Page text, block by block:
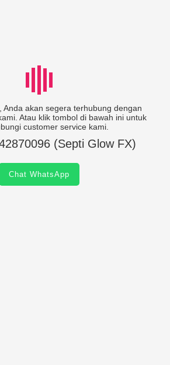
Anda akan segera terhubung dengan
Atau klik tombol di bawah ini untuk
customer service kami.
(Septi Glow FX)
Chat WhatsApp